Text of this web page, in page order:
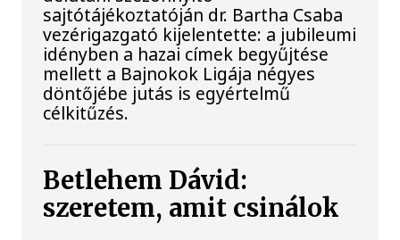
sajtótájékoztatóján dr. Bartha Csaba
vezérigazgató kijelentette: a jubileumi
idényben a hazai címek begyűjtése
mellett a Bajnokok Ligája négyes
döntőjébe jutás is egyértelmű
célkitűzés.
Betlehem Dávid:
szeretem, amit csinálok